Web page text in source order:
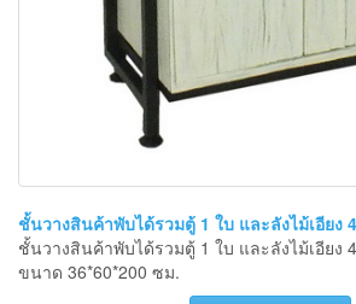
ชั้นวางสินค้าพับได้รวมตู้ 1 ใบ และลังไม้เอียง
ชั้นวางสินค้าพับได้รวมตู้ 1 ใบ และลังไม้เอียง
ขนาด 36*60*200 ซม.